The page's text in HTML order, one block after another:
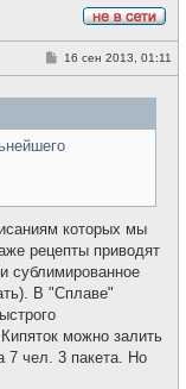
в
с
С
б
е
н
16 сен 2013, 01:11
которых мы
рецепты приводят
сублимированное
В "Сплаве"
можно залить
7 чел. 3 пакета. Но